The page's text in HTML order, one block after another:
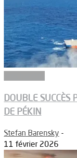
DOUBLE SUCCÈS
DE PÉKIN
Stefan Barensky -
11 février 2026